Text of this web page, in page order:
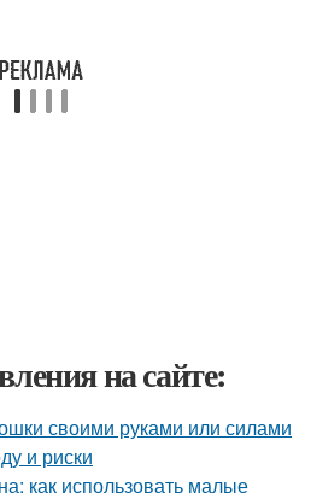
на сайте:
своими руками или силами
и риски
как использовать малые